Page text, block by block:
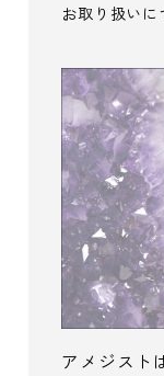
お取り扱いに
アメジスト